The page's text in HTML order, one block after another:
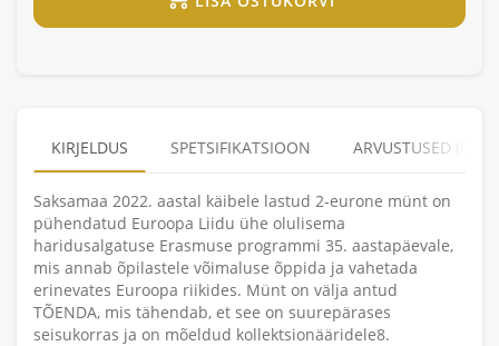
KIRJELDUS SPETSIFIKATSIOON ARVUSTUSED (0)
Saksamaa 2022. aastal käibele lastud 2-eurone münt on
pühendatud Euroopa Liidu ühe olulisema
haridusalgatuse Erasmuse programmi 35. aastapäevale,
mis annab õpilastele võimaluse õppida ja vahetada
erinevates Euroopa riikides. Münt on välja antud
TÕENDA, mis tähendab, et see on suurepärases
seisukorras ja on mõeldud kollektsionääridele8.